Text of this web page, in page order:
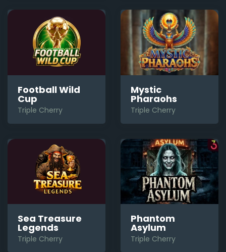
Football Wild
Cup
Triple Cherry
Mystic
Pharaohs
Triple Cherry
Sea Treasure
Legends
Triple Cherry
Phantom
Asylum
Triple Cherry